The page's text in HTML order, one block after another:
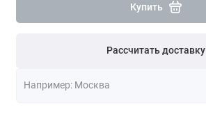
Купить
Рассчитать доставку